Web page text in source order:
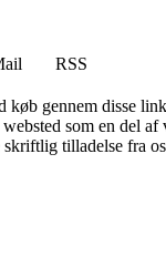
RSS
køb gennem disse
som en del
skriftlig tilladelse fra